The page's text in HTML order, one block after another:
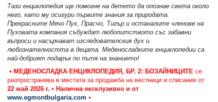
Тази енциклопедия ще помогне на детето да опознае света около
него, като му осигури първите знания за природата.
Прекрасните Мечо Пух, Прасчо, Тигър и останалите членове на
Пуховата компания събуждат любопитството със забавни
въпроси и насърчават изследователския дух и
любознателността в децата. Меденосладките енциклопедии са
най-добрият подарък по пътя на знанието!
• МЕДЕНОСЛАДКА ЕНЦИКЛОПЕДИЯ, БР. 2: БОЗАЙНИЦИТЕ се
разпространява в местата за продажба на вестници и списания от
22 май 2026 г. • Налична ексклузивно и от
www.egmontbulgaria.com •